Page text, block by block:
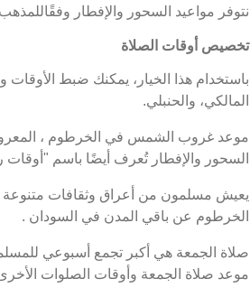
نتوفر مواعيد السحور والإفطار
تخصيص أوقات الصلاة
باستخدام هذا الخيار، يمكنك ضبط
المالكي، والحنبلي.
السحور والإفطار تُعرف أيضًا باسم
يعيش مسلمون من أعراق وثقافات
الخرطوم عن باقي المدن في السودان .
صلاة الجمعة هي أكبر تجمع أسبوعي
موعد صلاة الجمعة وأوقات الصلوات